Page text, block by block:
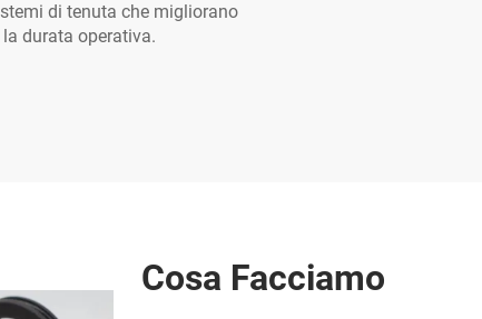
di tenuta che migliorano
durata operativa.
Cosa Facciamo